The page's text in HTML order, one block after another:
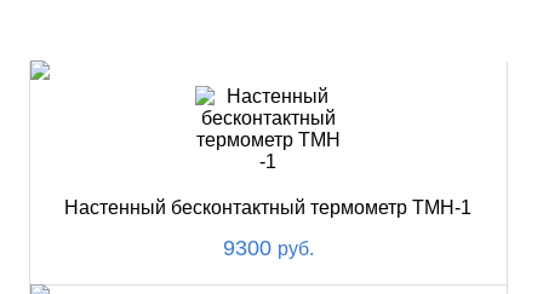
Настенный бесконтактный термометр ТМН-1
9300 руб.